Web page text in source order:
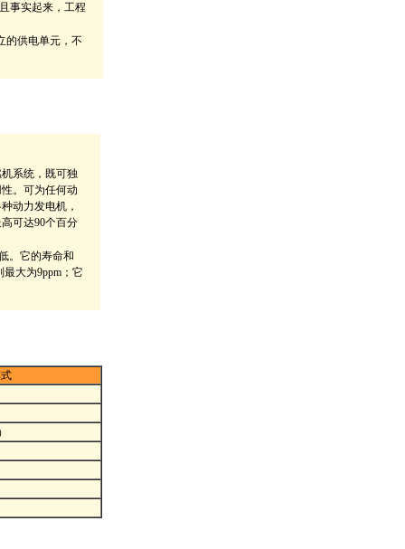
事实起来，工程
的供电单元，不
系统，既可独
。可为任何动
动力发电机，
可达90个百分
。它的寿命和
大为9ppm；它